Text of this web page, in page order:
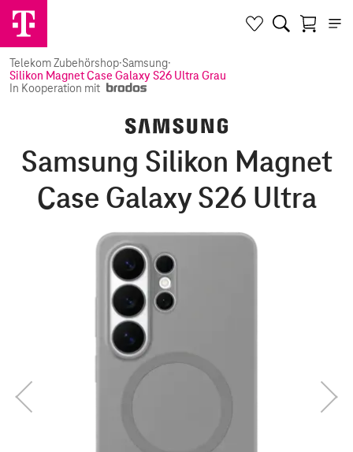
Telekom Zubehörshop·Samsung·
Silikon Magnet Case Galaxy S26 Ultra Grau
In Kooperation mit
Samsung Silikon Magnet
Case Galaxy S26 Ultra